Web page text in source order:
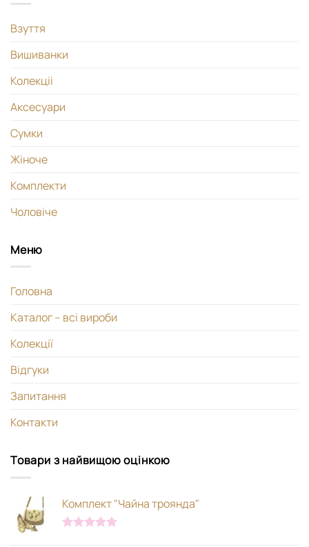
Взуття
Вишиванки
Колекціі
Аксесуари
Сумки
Жіноче
Комплекти
Чоловіче
Меню
Головна
Каталог – всі вироби
Колекції
Відгуки
Запитання
Контакти
Товари з найвищою оцінкою
Комплект "Чайна троянда"